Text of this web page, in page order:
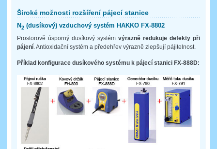
Široké možnosti rozšíření pájecí stanice
N2 (dusíkový) vzduchový systém HAKKO FX-8802
Prostorově úsporný dusíkový systém výrazně redukuje defekty při
pájení . Antioxidační systém a předehřev výrazně zlepšují pájitelnost.
Příklad konfigurace dusíkového systému k pájecí stanici FX-888D: